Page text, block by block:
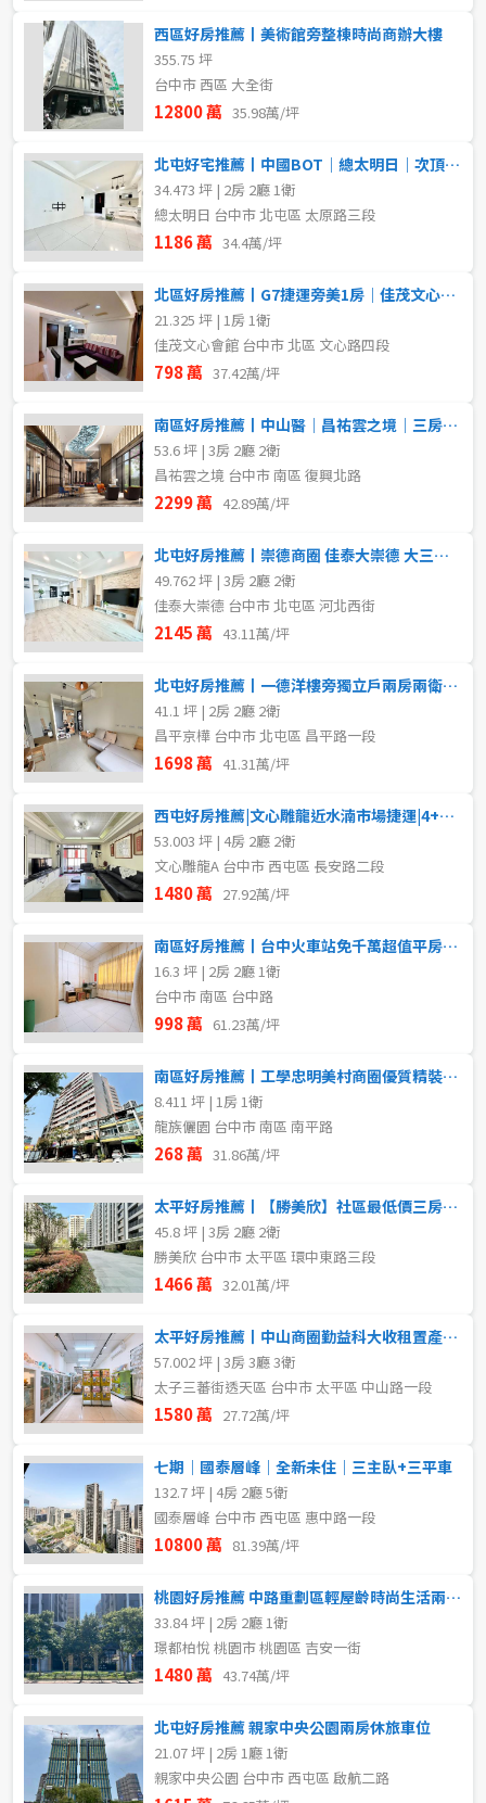
西區好房推薦丨美術館旁整棟時尚商辦大樓
355.75 坪
台中市 西區 大全街
12800 萬 35.98萬/坪
北屯好宅推薦丨中國BOT｜總太明日｜次頂樓｜大兩房平車
34.473 坪 | 2房 2廳 1衛
總太明日 台中市 北屯區 太原路三段
1186 萬 34.4萬/坪
北區好房推薦丨G7捷運旁美1房｜佳茂文心會館｜投資自住首選
21.325 坪 | 1房 1衛
佳茂文心會館 台中市 北區 文心路四段
798 萬 37.42萬/坪
南區好房推薦丨中山醫｜昌祐雲之境｜三房雙平車
53.6 坪 | 3房 2廳 2衛
昌祐雲之境 台中市 南區 復興北路
2299 萬 42.89萬/坪
北屯好房推薦丨崇德商圈 佳泰大崇德 大三房平車
49.762 坪 | 3房 2廳 2衛
佳泰大崇德 台中市 北屯區 河北西街
2145 萬 43.11萬/坪
北屯好房推薦丨一德洋樓旁獨立戶兩房兩衛柱邊平車
41.1 坪 | 2房 2廳 2衛
昌平京樺 台中市 北屯區 昌平路一段
1698 萬 41.31萬/坪
西屯好房推薦|文心雕龍近水湳市場捷運|4+1房平車
53.003 坪 | 4房 2廳 2衛
文心雕龍A 台中市 西屯區 長安路二段
1480 萬 27.92萬/坪
南區好房推薦丨台中火車站免千萬超值平房｜危老聖品
16.3 坪 | 2房 2廳 1衛
台中市 南區 台中路
998 萬 61.23萬/坪
南區好房推薦丨工學忠明美村商圈優質精裝收租美套房
8.411 坪 | 1房 1衛
龍族儷園 台中市 南區 南平路
268 萬 31.86萬/坪
太平好房推薦丨【勝美欣】社區最低價三房平車
45.8 坪 | 3房 2廳 2衛
勝美欣 台中市 太平區 環中東路三段
1466 萬 32.01萬/坪
太平好房推薦丨中山商圈勤益科大收租置產優質店住
57.002 坪 | 3房 3廳 3衛
太子三蕃街透天區 台中市 太平區 中山路一段
1580 萬 27.72萬/坪
七期｜國泰層峰｜全新未住｜三主臥+三平車
132.7 坪 | 4房 2廳 5衛
國泰層峰 台中市 西屯區 惠中路一段
10800 萬 81.39萬/坪
桃園好房推薦 中路重劃區輕屋齡時尚生活兩房平車
33.84 坪 | 2房 2廳 1衛
璟都柏悅 桃園市 桃園區 吉安一街
1480 萬 43.74萬/坪
北屯好房推薦 親家中央公園兩房休旅車位
21.07 坪 | 2房 1廳 1衛
親家中央公園 台中市 西屯區 啟航二路